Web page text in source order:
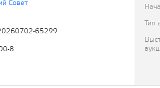
Совет
65299
8
Тип